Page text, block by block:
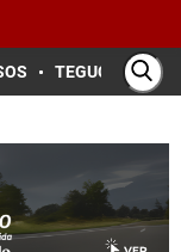
TEGUCIGALPA